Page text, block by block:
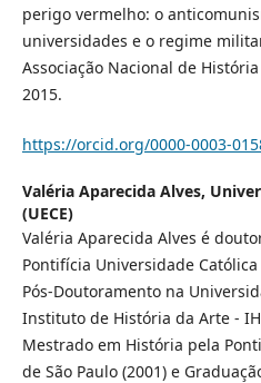
perigo vermelho: o
universidades e o regime
Associação Nacional de
2015.
https://orcid.org/0000-0003-
Valéria Aparecida Alves,
(UECE)
Valéria Aparecida Alves é
Pontifícia Universidade
Pós-Doutoramento na
Instituto de História da Arte -
Mestrado em História pela
de São Paulo (2001) e